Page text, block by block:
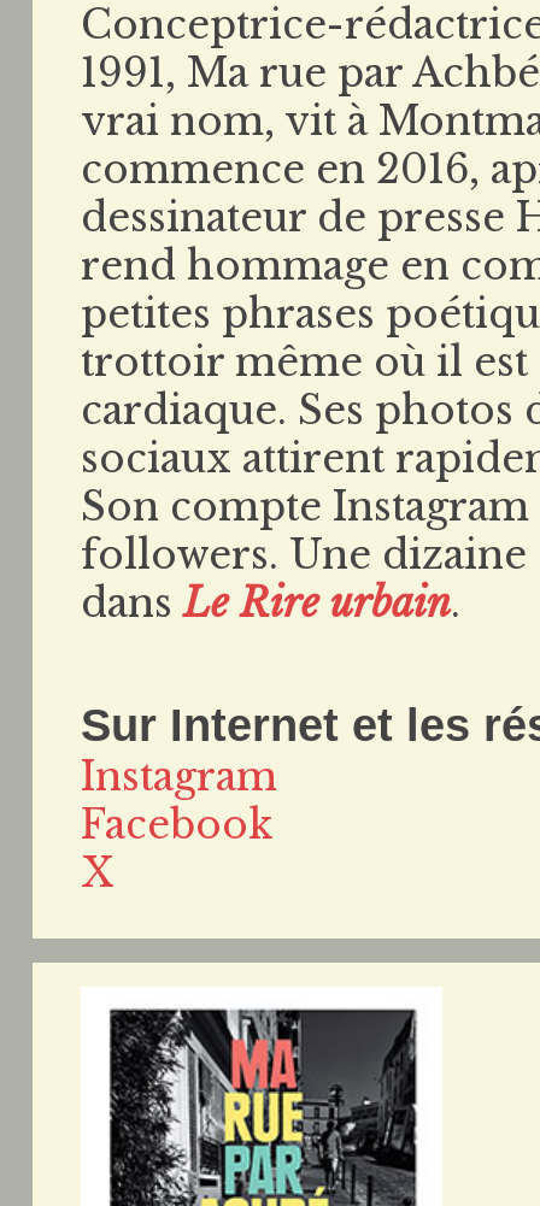
Conceptrice-
1991, Ma rue par
vrai nom, vit à
commence en 2016,
dessinateur de presse
rend hommage en
petites phrases
trottoir même où il est
cardiaque. Ses photos
sociaux attirent
Son compte
followers. Une dizaine
dansLe Rire urbain.
Sur Internet et les
Instagram
Facebook
X